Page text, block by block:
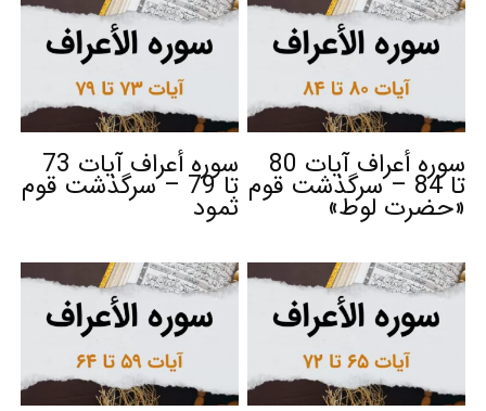
سوره أعراف آیات 80
تا 84 – سرگذشت قوم
«حضرت لوط»
سوره أعراف آیات 73
تا 79 – سرگذشت قوم
ثمود